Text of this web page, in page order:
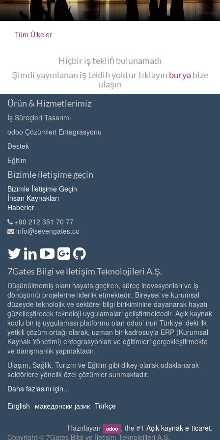
Tüm Ülkeler
Hiçbir iş teklifi bulunamadı
Şimdi yayınlanan iş teklifi yoktur tıklayın burya bize
ulaşın
Ürün & Hizmetlerimiz
İş Süreçleri Tasarımı
odoo Çözümleri Entegrasyonu
Destek
Eğitim
Bizimle iletişime geçin
Bizimle İletişime Geçin
İnsan Kaynakları
Haberler
+90 212 351 70 77
info@sevengates.co
7Gates Bilgi ve İletişim Teknolojileri A.Ş.
Düşünülmemiş olanı hayata geçiren, süreç inovasyonları ve iş
dönüşümü projelerine liderlik etmektedir. Bireysel ve kurumsal
düzeyde teknolojik ve sektörel bilgi birikiminine dayanarak hayatı
güzelleştirecek teknoloji uygulamaları geliştirmektedir. Açık kaynak
kodlu bir iş uygulaması platformu olan odoo’ nun Türkiye’ deki ilk
yetkili çözüm ortağı olarak, uzman bir kadrosuyla ERP (Kurumsal
Kaynak Yönetimi) entegrasyonları ve eğitimleri gerçekleştirmekte
ve danışmanlık yapmaktadır.
Ulaşım, Sağlık, Turizm ve Eğitim gibi dikey olarak odaklanarak
sektörlere yönelik özel çözümler sunmaktadır.
Daha fazlasını için...
English македонски јазик Türkçe
Hazırlayan odoo , the #1 Açık kaynak e-ticaret.
Copyright © 7Gates Bilgi ve İletişim Teknolojileri A.Ş.